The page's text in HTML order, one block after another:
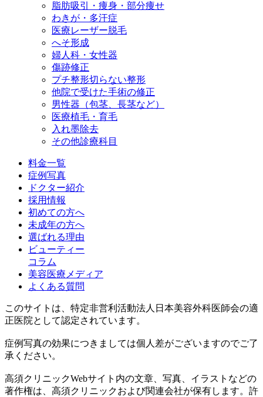
脂肪吸引・痩身・部分痩せ
わきが・多汗症
医療レーザー脱毛
へそ形成
婦人科・女性器
傷跡修正
プチ整形切らない整形
他院で受けた手術の修正
男性器（包茎、長茎など）
医療植毛・育毛
入れ墨除去
その他診療科目
料金一覧
症例写真
ドクター紹介
採用情報
初めての方へ
未成年の方へ
選ばれる理由
ビューティー
コラム
美容医療メディア
よくある質問
このサイトは、特定非営利活動法人日本美容外科医師会の適
正医院として認定されています。
症例写真の効果につきましては個人差がございますのでご了
承ください。
高須クリニックWebサイト内の文章、写真、イラストなどの
著作権は、高須クリニックおよび関連会社が保有します。許